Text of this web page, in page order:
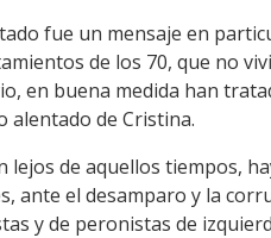
fue un mensaje en
de los 70, que no
en buena medida han
alentado de Cristina.
lejos de aquellos tiempos,
ante el desamparo y la
y de peronistas de